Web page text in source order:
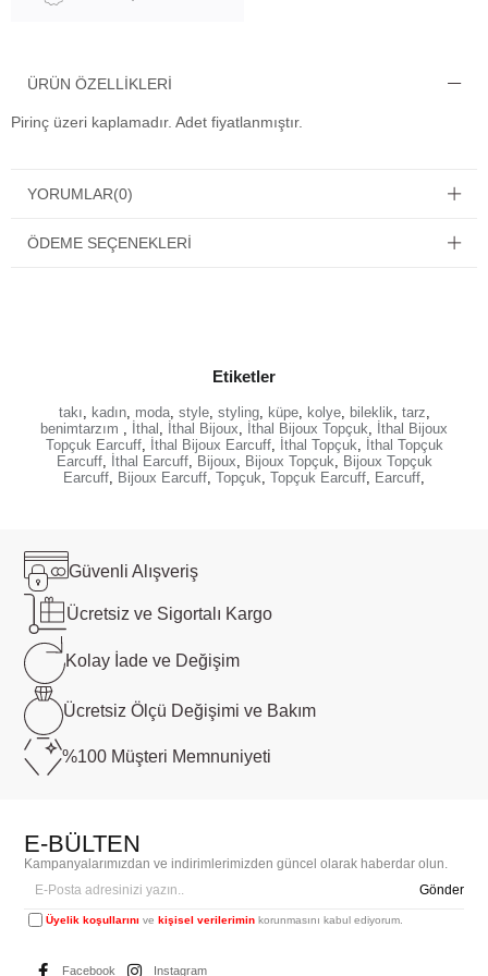
ÜRÜN ÖZELLIKLERI
Pirinç üzeri kaplamadır. Adet fiyatlanmıştır.
YORUMLAR(0)
ÖDEME SEÇENEKLERI
Etiketler
takı kadın, moda, style, styling, küpe, kolye, bileklik tarz
benimtarzım
İthal İthal Bijoux İthal Bijoux Topçuk
İthal Bijoux
Topçuk Earcuff, İthal Bijoux Earcuff, İthal Topçuk
İthal Topçuk
Earcuff, İthal Earcuff, Bijoux Bijoux Topçuk
Bijoux Topçuk
Earcuff
Bijoux Earcuff Topçuk Topçuk Earcuff Earcuff
Güvenli Alışveriş
Ücretsiz ve Sigortalı Kargo
Kolay İade ve Değişim
Ücretsiz Ölçü Değişimi ve Bakım
%100 Müşteri Memnuniyeti
E-BÜLTEN
Kampanyalarımızdan ve indirimlerimizden güncel olarak haberdar olun.
Gönder
Üyelik koşullarını vekişisel verilerimin korunmasını kabul ediyorum.
Facebook Instagram